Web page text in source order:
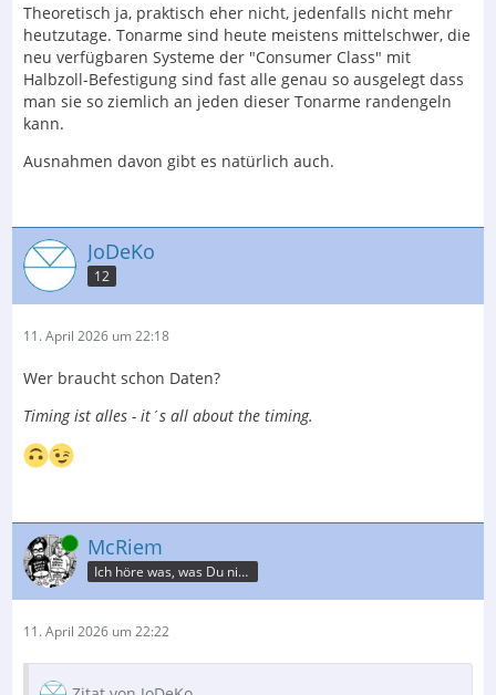
Theoretisch ja, praktisch eher nicht, jedenfalls nicht mehr
heutzutage. Tonarme sind heute meistens mittelschwer, die
neu verfügbaren Systeme der "Consumer Class" mit
Halbzoll-Befestigung sind fast alle genau so ausgelegt dass
man sie so ziemlich an jeden dieser Tonarme randengeln
kann.
Ausnahmen davon gibt es natürlich auch.
JoDeKo
12
11. April 2026 um 22:18
Wer braucht schon Daten?
Timing ist alles - it´s all about the timing.
Online McRiem
Ich höre was, was Du nicht misst.
11. April 2026 um 22:22